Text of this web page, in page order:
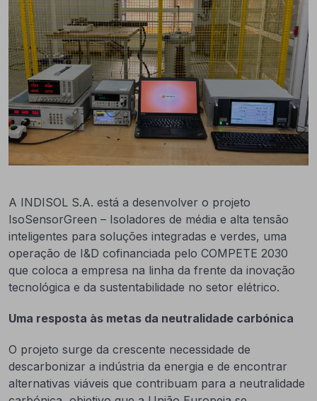
A INDISOL S.A. está a desenvolver o projeto
IsoSensorGreen – Isoladores de média e alta tensão
inteligentes para soluções integradas e verdes, uma
operação de I&D cofinanciada pelo COMPETE 2030
que coloca a empresa na linha da frente da inovação
tecnológica e da sustentabilidade no setor elétrico.
Uma resposta às metas da neutralidade carbónica
O projeto surge da crescente necessidade de
descarbonizar a indústria da energia e de encontrar
alternativas viáveis que contribuam para a neutralidade